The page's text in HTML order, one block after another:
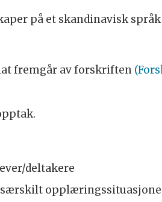
på et skandinavisk
fremgår av forskriften
deltakere